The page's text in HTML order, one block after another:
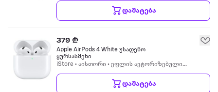
დამატება
379 ₾
Apple AirPods 4 White უსადენო
ყურსასმენი
iStore • აისთორი • ეფლის ავტორიზებული
რესელერი
დამატება